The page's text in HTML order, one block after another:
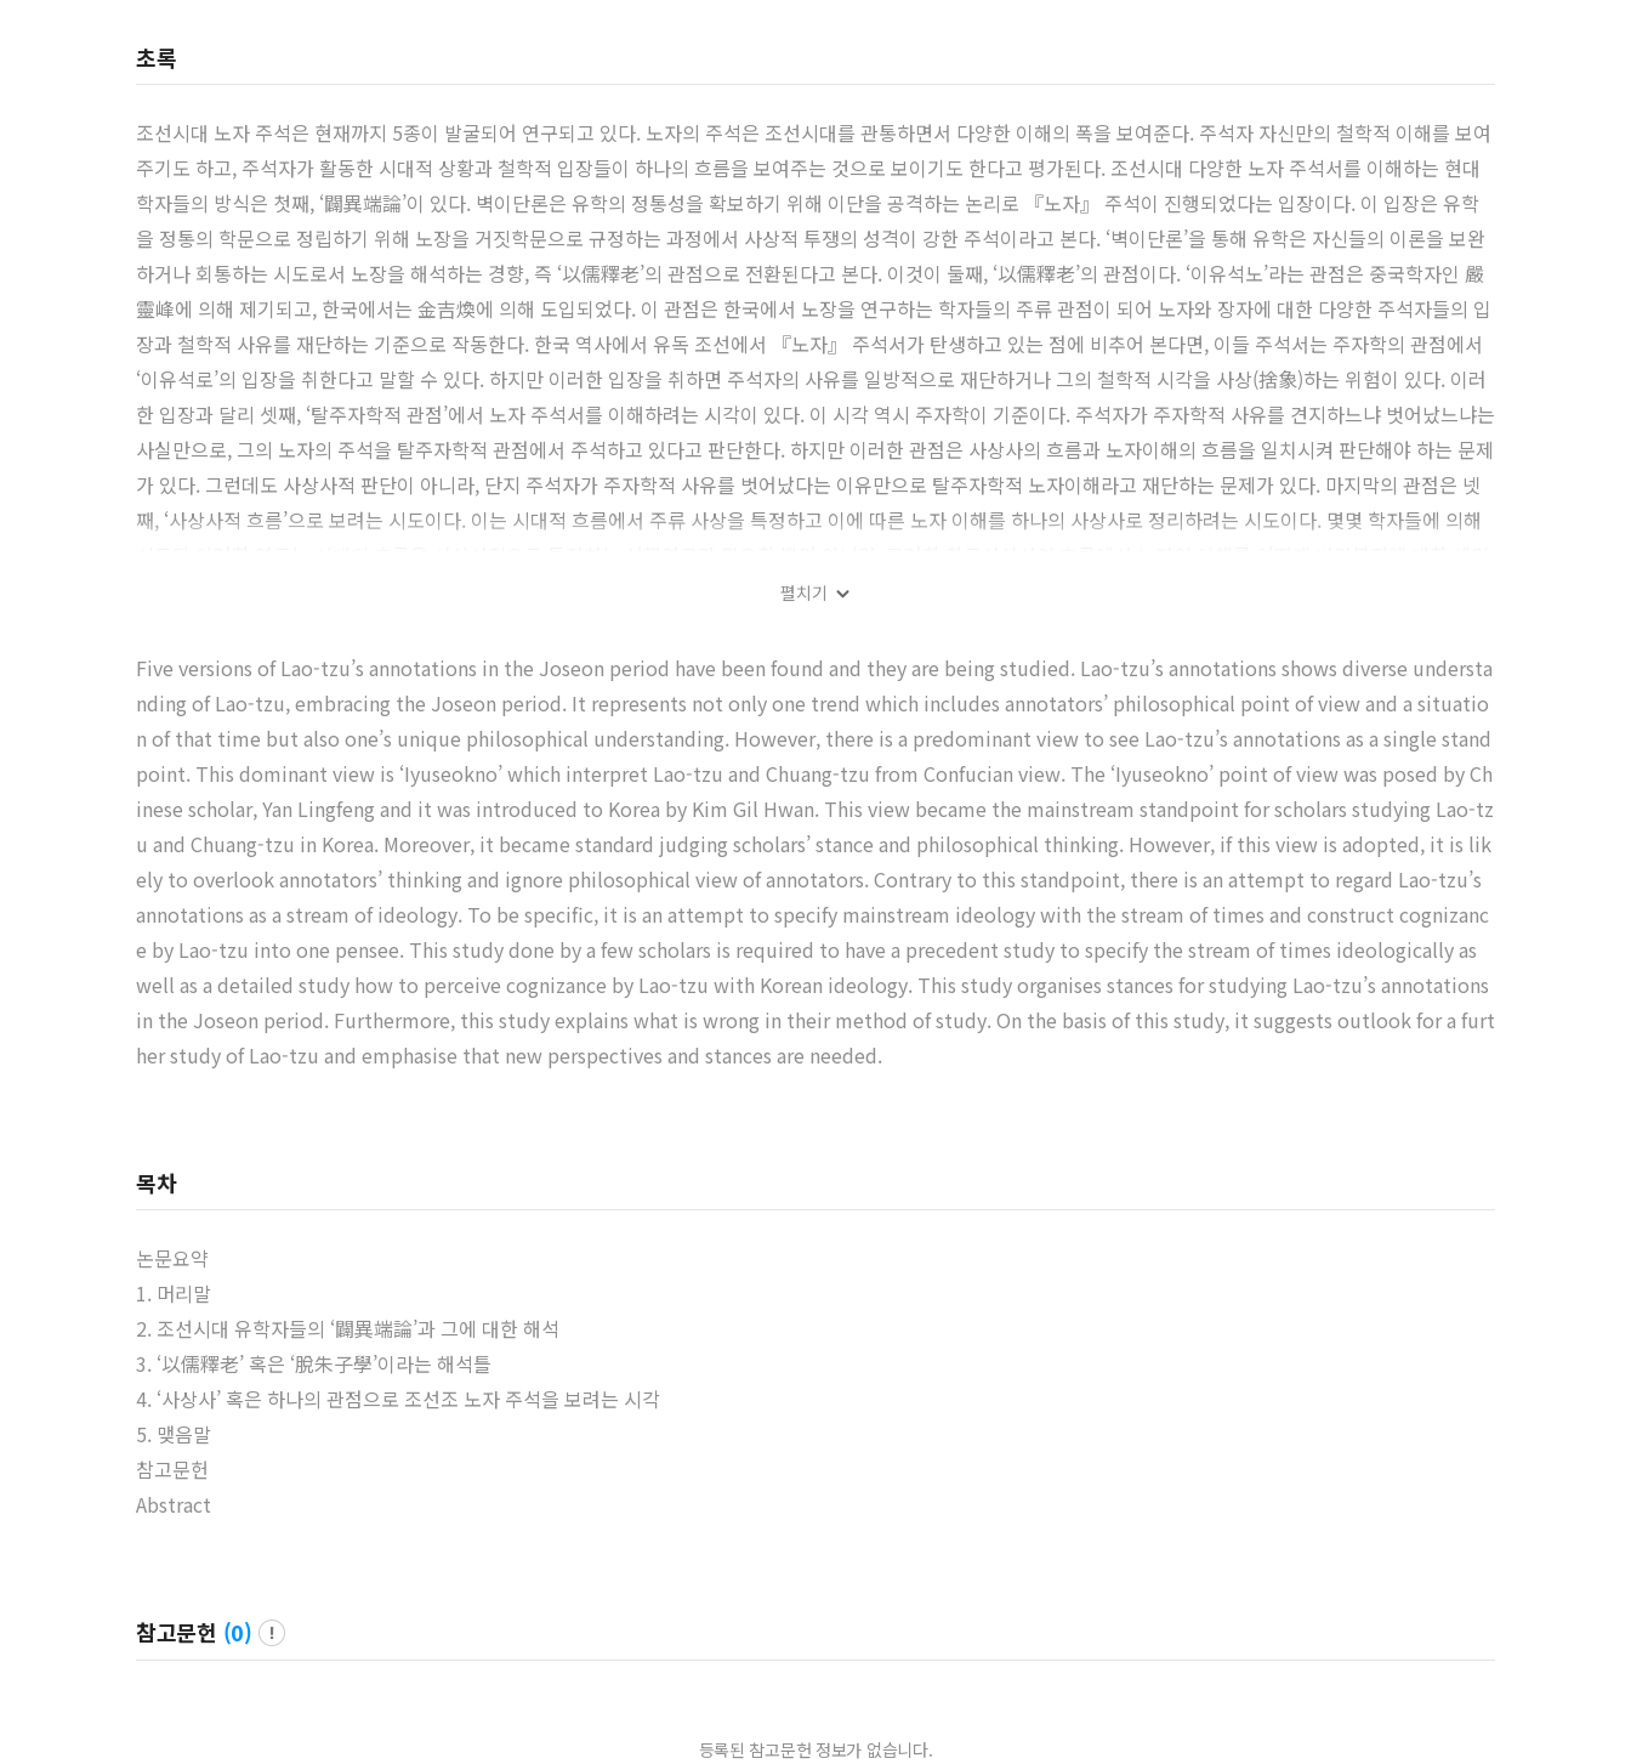
초록
조선시대 노자 주석은 현재까지 5종이 발굴되어 연구되고 있다. 노자의 주석은 조선시대를 관통하면서 다양한 이해의 폭을 보여준다. 주석자 자신만의 철학적 이해를 보여
주기도 하고, 주석자가 활동한 시대적 상황과 철학적 입장들이 하나의 흐름을 보여주는 것으로 보이기도 한다고 평가된다. 조선시대 다양한 노자 주석서를 이해하는 현대
학자들의 방식은 첫째, ‘闢異端論’이 있다. 벽이단론은 유학의 정통성을 확보하기 위해 이단을 공격하는 논리로 『노자』 주석이 진행되었다는 입장이다. 이 입장은 유학
을 정통의 학문으로 정립하기 위해 노장을 거짓학문으로 규정하는 과정에서 사상적 투쟁의 성격이 강한 주석이라고 본다. ‘벽이단론’을 통해 유학은 자신들의 이론을 보완
하거나 회통하는 시도로서 노장을 해석하는 경향, 즉 ‘以儒釋老’의 관점으로 전환된다고 본다. 이것이 둘째, ‘以儒釋老’의 관점이다. ‘이유석노’라는 관점은 중국학자인 嚴
靈峰에 의해 제기되고, 한국에서는 金吉煥에 의해 도입되었다. 이 관점은 한국에서 노장을 연구하는 학자들의 주류 관점이 되어 노자와 장자에 대한 다양한 주석자들의 입
장과 철학적 사유를 재단하는 기준으로 작동한다. 한국 역사에서 유독 조선에서 『노자』 주석서가 탄생하고 있는 점에 비추어 본다면, 이들 주석서는 주자학의 관점에서
‘이유석로’의 입장을 취한다고 말할 수 있다. 하지만 이러한 입장을 취하면 주석자의 사유를 일방적으로 재단하거나 그의 철학적 시각을 사상(捨象)하는 위험이 있다. 이러
한 입장과 달리 셋째, ‘탈주자학적 관점’에서 노자 주석서를 이해하려는 시각이 있다. 이 시각 역시 주자학이 기준이다. 주석자가 주자학적 사유를 견지하느냐 벗어났느냐는
사실만으로, 그의 노자의 주석을 탈주자학적 관점에서 주석하고 있다고 판단한다. 하지만 이러한 관점은 사상사의 흐름과 노자이해의 흐름을 일치시켜 판단해야 하는 문제
가 있다. 그런데도 사상사적 판단이 아니라, 단지 주석자가 주자학적 사유를 벗어났다는 이유만으로 탈주자학적 노자이해라고 재단하는 문제가 있다. 마지막의 관점은 넷
째, ‘사상사적 흐름’으로 보려는 시도이다. 이는 시대적 흐름에서 주류 사상을 특정하고 이에 따른 노자 이해를 하나의 사상사로 정리하려는 시도이다. 몇몇 학자들에 의해
한 연구가 필요해 보인다는 점에서 아직 부족한 점이 보인다. 본 연구는 조선시대 노자 주석서들을 연구하는 입장들을 정리하고, 이들 연구방법에서 문제점이 무엇인지를
하면서 새로운 시각들과 입장들이 필요함을 제시하였다.
펼치기
Five versions of Lao-tzu’s annotations in the Joseon period have been found and they are being studied. Lao-tzu’s annotations shows diverse understa
nding of Lao-tzu, embracing the Joseon period. It represents not only one trend which includes annotators’ philosophical point of view and a situatio
n of that time but also one’s unique philosophical understanding. However, there is a predominant view to see Lao-tzu’s annotations as a single stand
point. This dominant view is ‘Iyuseokno’ which interpret Lao-tzu and Chuang-tzu from Confucian view. The ‘Iyuseokno’ point of view was posed by Ch
inese scholar, Yan Lingfeng and it was introduced to Korea by Kim Gil Hwan. This view became the mainstream standpoint for scholars studying Lao-tz
u and Chuang-tzu in Korea. Moreover, it became standard judging scholars’ stance and philosophical thinking. However, if this view is adopted, it is lik
ely to overlook annotators’ thinking and ignore philosophical view of annotators. Contrary to this standpoint, there is an attempt to regard Lao-tzu’s
annotations as a stream of ideology. To be specific, it is an attempt to specify mainstream ideology with the stream of times and construct cognizanc
e by Lao-tzu into one pensee. This study done by a few scholars is required to have a precedent study to specify the stream of times ideologically as
well as a detailed study how to perceive cognizance by Lao-tzu with Korean ideology. This study organises stances for studying Lao-tzu’s annotations
in the Joseon period. Furthermore, this study explains what is wrong in their method of study. On the basis of this study, it suggests outlook for a furt
her study of Lao-tzu and emphasise that new perspectives and stances are needed.
목차
논문요약
1. 머리말
2. 조선시대 유학자들의 ‘闢異端論’과 그에 대한 해석
3. ‘以儒釋老’ 혹은 ‘脫朱子學’이라는 해석틀
4. ‘사상사’ 혹은 하나의 관점으로 조선조 노자 주석을 보려는 시각
5. 맺음말
참고문헌
Abstract
참고문헌 (0)
등록된 참고문헌 정보가 없습니다.